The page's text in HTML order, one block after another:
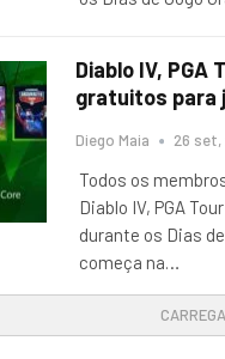
Diablo IV, PGA
gratuitos para
Diego Maia 26 set,
Todos os
Diablo IV, PGA
durante os Dias
começa na…